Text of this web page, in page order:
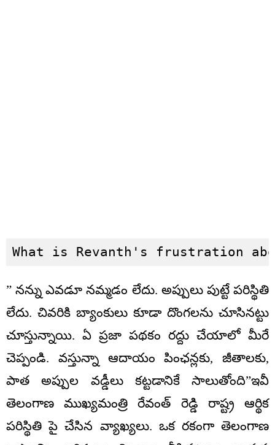
What is Revanth's frustration
” నన్ను ఎవడూ నమ్మడం లేదు. అప్పులు పుట్టే పరిస్థితి
లేదు. చివరికి బ్యాంకులు కూడా దొంగలను చూసినట్టు
చూస్తున్నాయి. ఏ ప్రజా పథకం రద్దు చేయాలో మీరే
చెప్పండి. వస్తున్నా ఆదాయం పింఛన్లకు, జీతాలకు,
పాత అప్పుల వడ్డీలు కట్టడానికే సాలుతోంది”ఇవీ
తెలంగాణ ముఖ్యమంత్రి రేవంత్ రెడ్డి రాష్ట్ర ఆర్థిక
పరిస్థితి పై చేసిన వ్యాఖ్యలు. ఒక రకంగా తెలంగాణ